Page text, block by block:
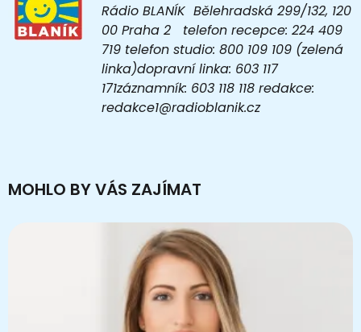
Rádio BLANÍK Bělehradská 299/132, 120
00 Praha 2 telefon recepce: 224 409
719 telefon studio: 800 109 109 (zelená
linka)dopravní linka: 603 117
171záznamník: 603 118 118 redakce:
redakce1@radioblanik.cz
MOHLO BY VÁS ZAJÍMAT